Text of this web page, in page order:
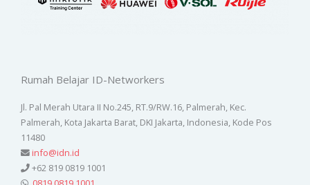
Rumah Belajar ID-Networkers
Jl. Pal Merah Utara II No.245, RT.9/RW.16, Palmerah, Kec.
Palmerah, Kota Jakarta Barat, DKI Jakarta, Indonesia, Kode Pos
11480
info@idn.id
+62 819 0819 1001